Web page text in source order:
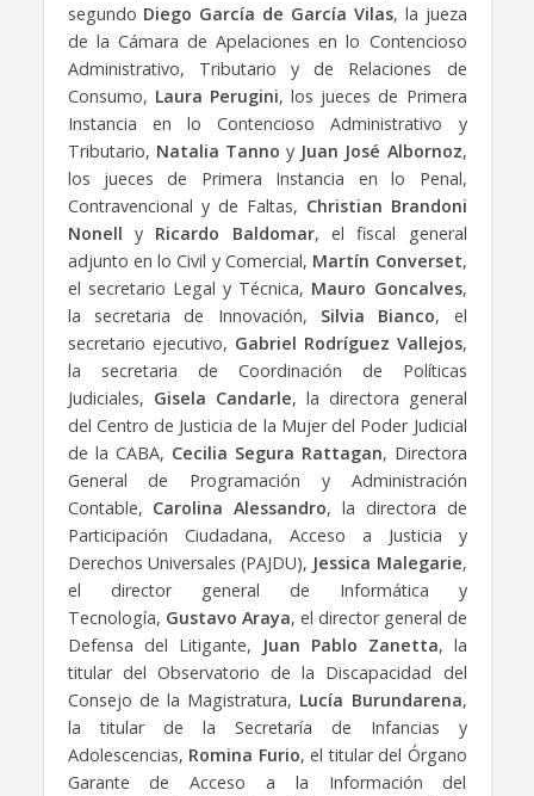
segundo Diego García de García Vilas, la jueza
de la Cámara de Apelaciones en lo Contencioso
Administrativo, Tributario y de Relaciones de
Consumo, Laura Perugini, los jueces de Primera
Instancia en lo Contencioso Administrativo y
Tributario, Natalia Tanno y Juan José Albornoz,
los jueces de Primera Instancia en lo Penal,
Contravencional y de Faltas, Christian Brandoni
Nonell y Ricardo Baldomar, el fiscal general
adjunto en lo Civil y Comercial, Martín Converset,
el secretario Legal y Técnica, Mauro Goncalves,
la secretaria de Innovación, Silvia Bianco, el
secretario ejecutivo, Gabriel Rodríguez Vallejos,
la secretaria de Coordinación de Políticas
Judiciales, Gisela Candarle, la directora general
del Centro de Justicia de la Mujer del Poder Judicial
de la CABA, Cecilia Segura Rattagan, Directora
General de Programación y Administración
Contable, Carolina Alessandro, la directora de
Participación Ciudadana, Acceso a Justicia y
Derechos Universales (PAJDU), Jessica Malegarie,
el director general de Informática y
Tecnología, Gustavo Araya, el director general de
Defensa del Litigante,
Juan Pablo Zanetta, la
titular del Observatorio de la Discapacidad del
Consejo de la Magistratura, Lucía Burundarena,
la titular de la Secretaría de Infancias y
Adolescencias, Romina Furio, el titular del Órgano
Garante de Acceso a la Información del